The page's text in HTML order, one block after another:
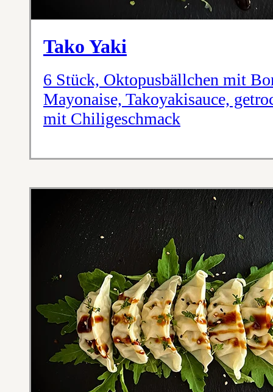
Tako Yaki
6 Stück, Oktopusbällchen mit
Mayonaise, Takoyakisauce,
mit Chiligeschmack